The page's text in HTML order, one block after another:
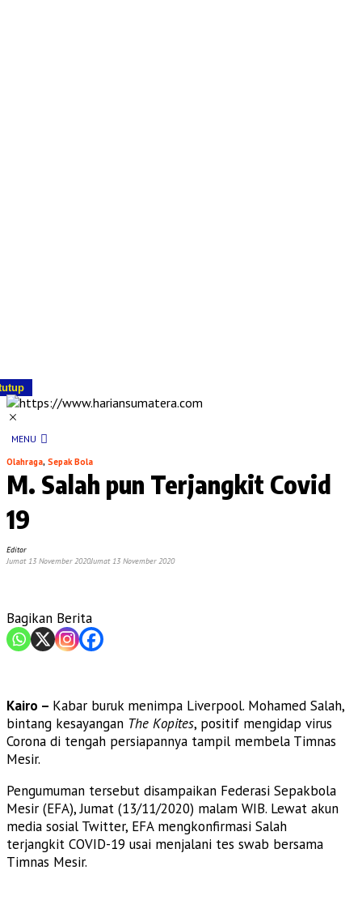
MENU
Olahraga, Sepak Bola
M. Salah pun Terjangkit Covid
19
Editor
Jumat 13 November 2020Jumat 13 November 2020
Bagikan Berita
Kairo – Kabar buruk menimpa Liverpool. Mohamed Salah,
bintang kesayangan The Kopites, positif mengidap virus
Corona di tengah persiapannya tampil membela Timnas
Mesir.
Pengumuman tersebut disampaikan Federasi Sepakbola
Mesir (EFA), Jumat (13/11/2020) malam WIB. Lewat akun
media sosial Twitter, EFA mengkonfirmasi Salah
terjangkit COVID-19 usai menjalani tes swab bersama
Timnas Mesir.